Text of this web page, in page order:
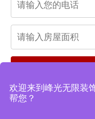
欢迎来到峰光无限装
帮您？